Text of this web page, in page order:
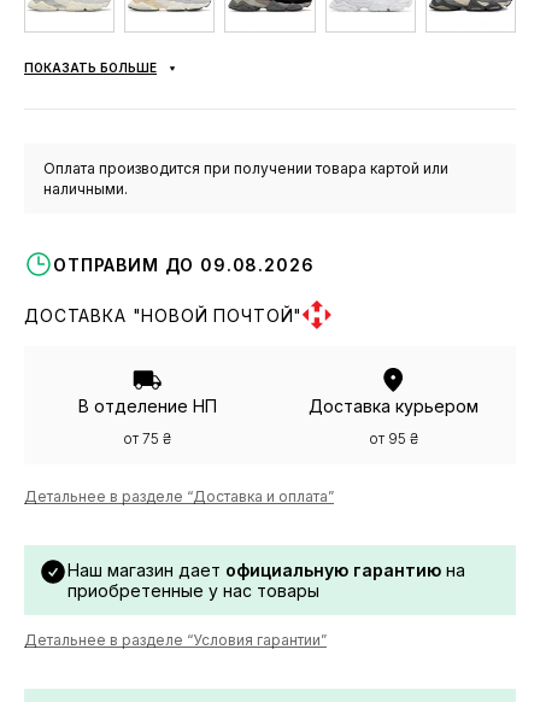
ПОКАЗАТЬ БОЛЬШЕ
Оплата производится при получении товара картой или
наличными.
ОТПРАВИМ ДО 09.08.2026
ДОСТАВКА "НОВОЙ ПОЧТОЙ"
В отделение НП
от 75 ₴
Доставка курьером
от 95 ₴
Детальнее в разделе “Доставка и оплата”
Наш магазин дает официальную гарантию на
приобретенные у нас товары
Детальнее в разделе “Условия гарантии”